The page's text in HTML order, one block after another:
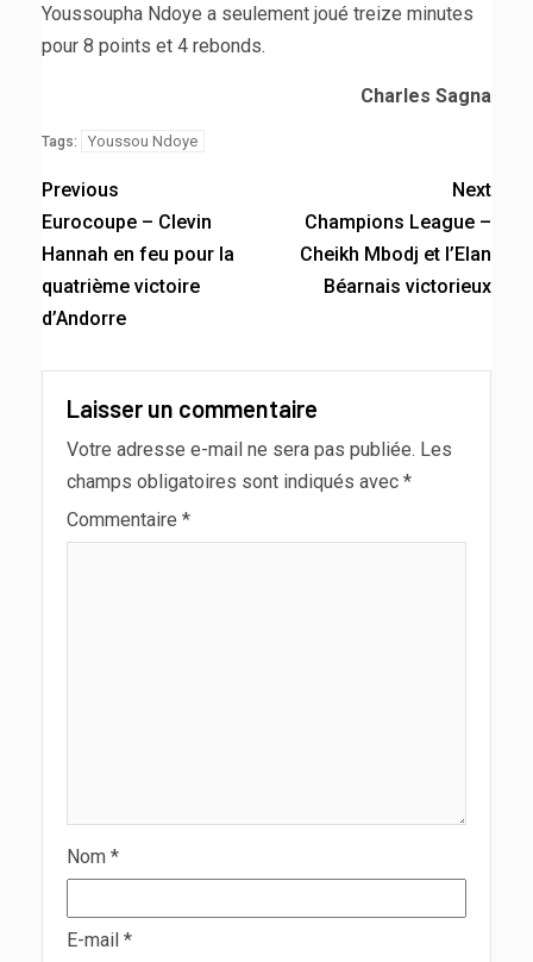
Youssoupha Ndoye a seulement joué treize minutes
pour 8 points et 4 rebonds.
Charles Sagna
Tags: Youssou Ndoye
Previous
Eurocoupe – Clevin
Hannah en feu pour la
quatrième victoire
d’Andorre
Next
Champions League –
Cheikh Mbodj et l’Elan
Béarnais victorieux
Laisser un commentaire
Votre adresse e-mail ne sera pas publiée. Les
champs obligatoires sont indiqués avec *
Commentaire *
Nom *
E-mail *